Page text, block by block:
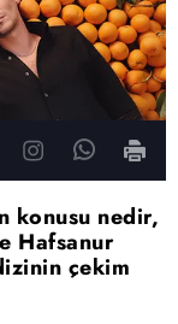
konusu nedir,
Hafsanur
çekim